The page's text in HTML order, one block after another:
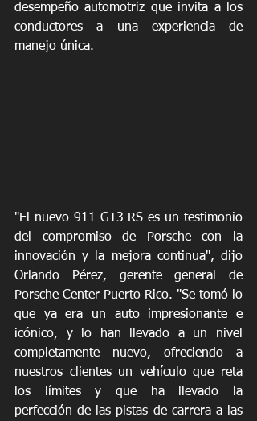
desempeño automotriz que invita a los
conductores a una experiencia de
manejo única.
"El nuevo 911 GT3 RS es un testimonio
del compromiso de Porsche con la
innovación y la mejora continua", dijo
Orlando Pérez, gerente general de
Porsche Center Puerto Rico. "Se tomó lo
que ya era un auto impresionante e
icónico, y lo han llevado a un nivel
completamente nuevo, ofreciendo a
nuestros clientes un vehículo que reta
los límites y que ha llevado la
perfección de las pistas de carrera a las